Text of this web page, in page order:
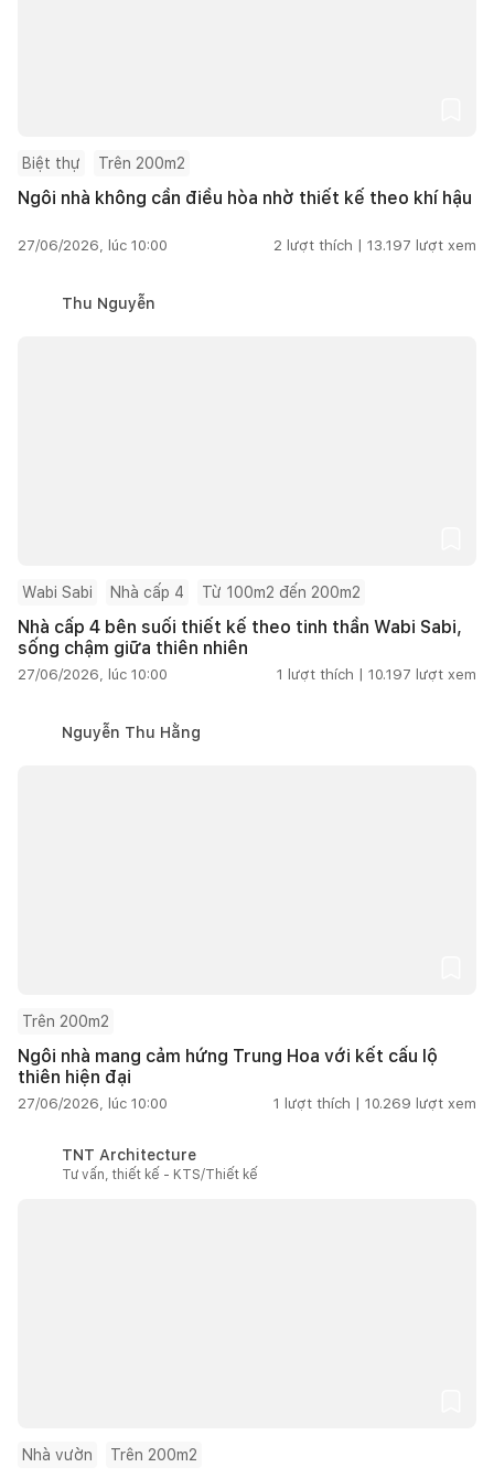
Biệt thự Trên 200m2
Ngôi nhà không cần điều hòa nhờ thiết kế theo khí hậu
27/06/2026, lúc 10:00 2 lượt thích | 13.197 lượt xem
Thu Nguyễn
Wabi Sabi Nhà cấp 4 Từ 100m2 đến 200m2
Nhà cấp 4 bên suối thiết kế theo tinh thần Wabi Sabi,
sống chậm giữa thiên nhiên
27/06/2026, lúc 10:00 1 lượt thích | 10.197 lượt xem
Nguyễn Thu Hằng
Trên 200m2
Ngôi nhà mang cảm hứng Trung Hoa với kết cấu lộ
thiên hiện đại
27/06/2026, lúc 10:00 1 lượt thích | 10.269 lượt xem
TNT Architecture
Tư vấn, thiết kế - KTS/Thiết kế
Nhà vườn Trên 200m2